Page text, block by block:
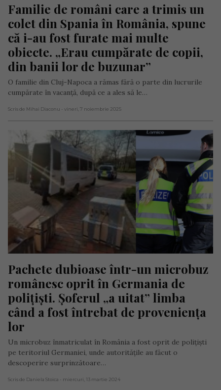
Familie de români care a trimis un
colet din Spania în România, spune
că i-au fost furate mai multe
obiecte. „Erau cumpărate de copii,
din banii lor de buzunar”
O familie din Cluj-Napoca a rămas fără o parte din lucrurile
cumpărate în vacanță, după ce a ales să le…
Scris de Mihai Diaconu - vineri, 7 noiembrie 2025
Pachete dubioase într-un microbuz
românesc oprit în Germania de
polițiști. Șoferul „a uitat” limba
când a fost întrebat de proveniența
lor
Un microbuz înmatriculat în România a fost oprit de polițiști
pe teritoriul Germaniei, unde autoritățile au făcut o
descoperire surprinzătoare…
Scris de Daniela Stoica - miercuri, 13 martie 2024